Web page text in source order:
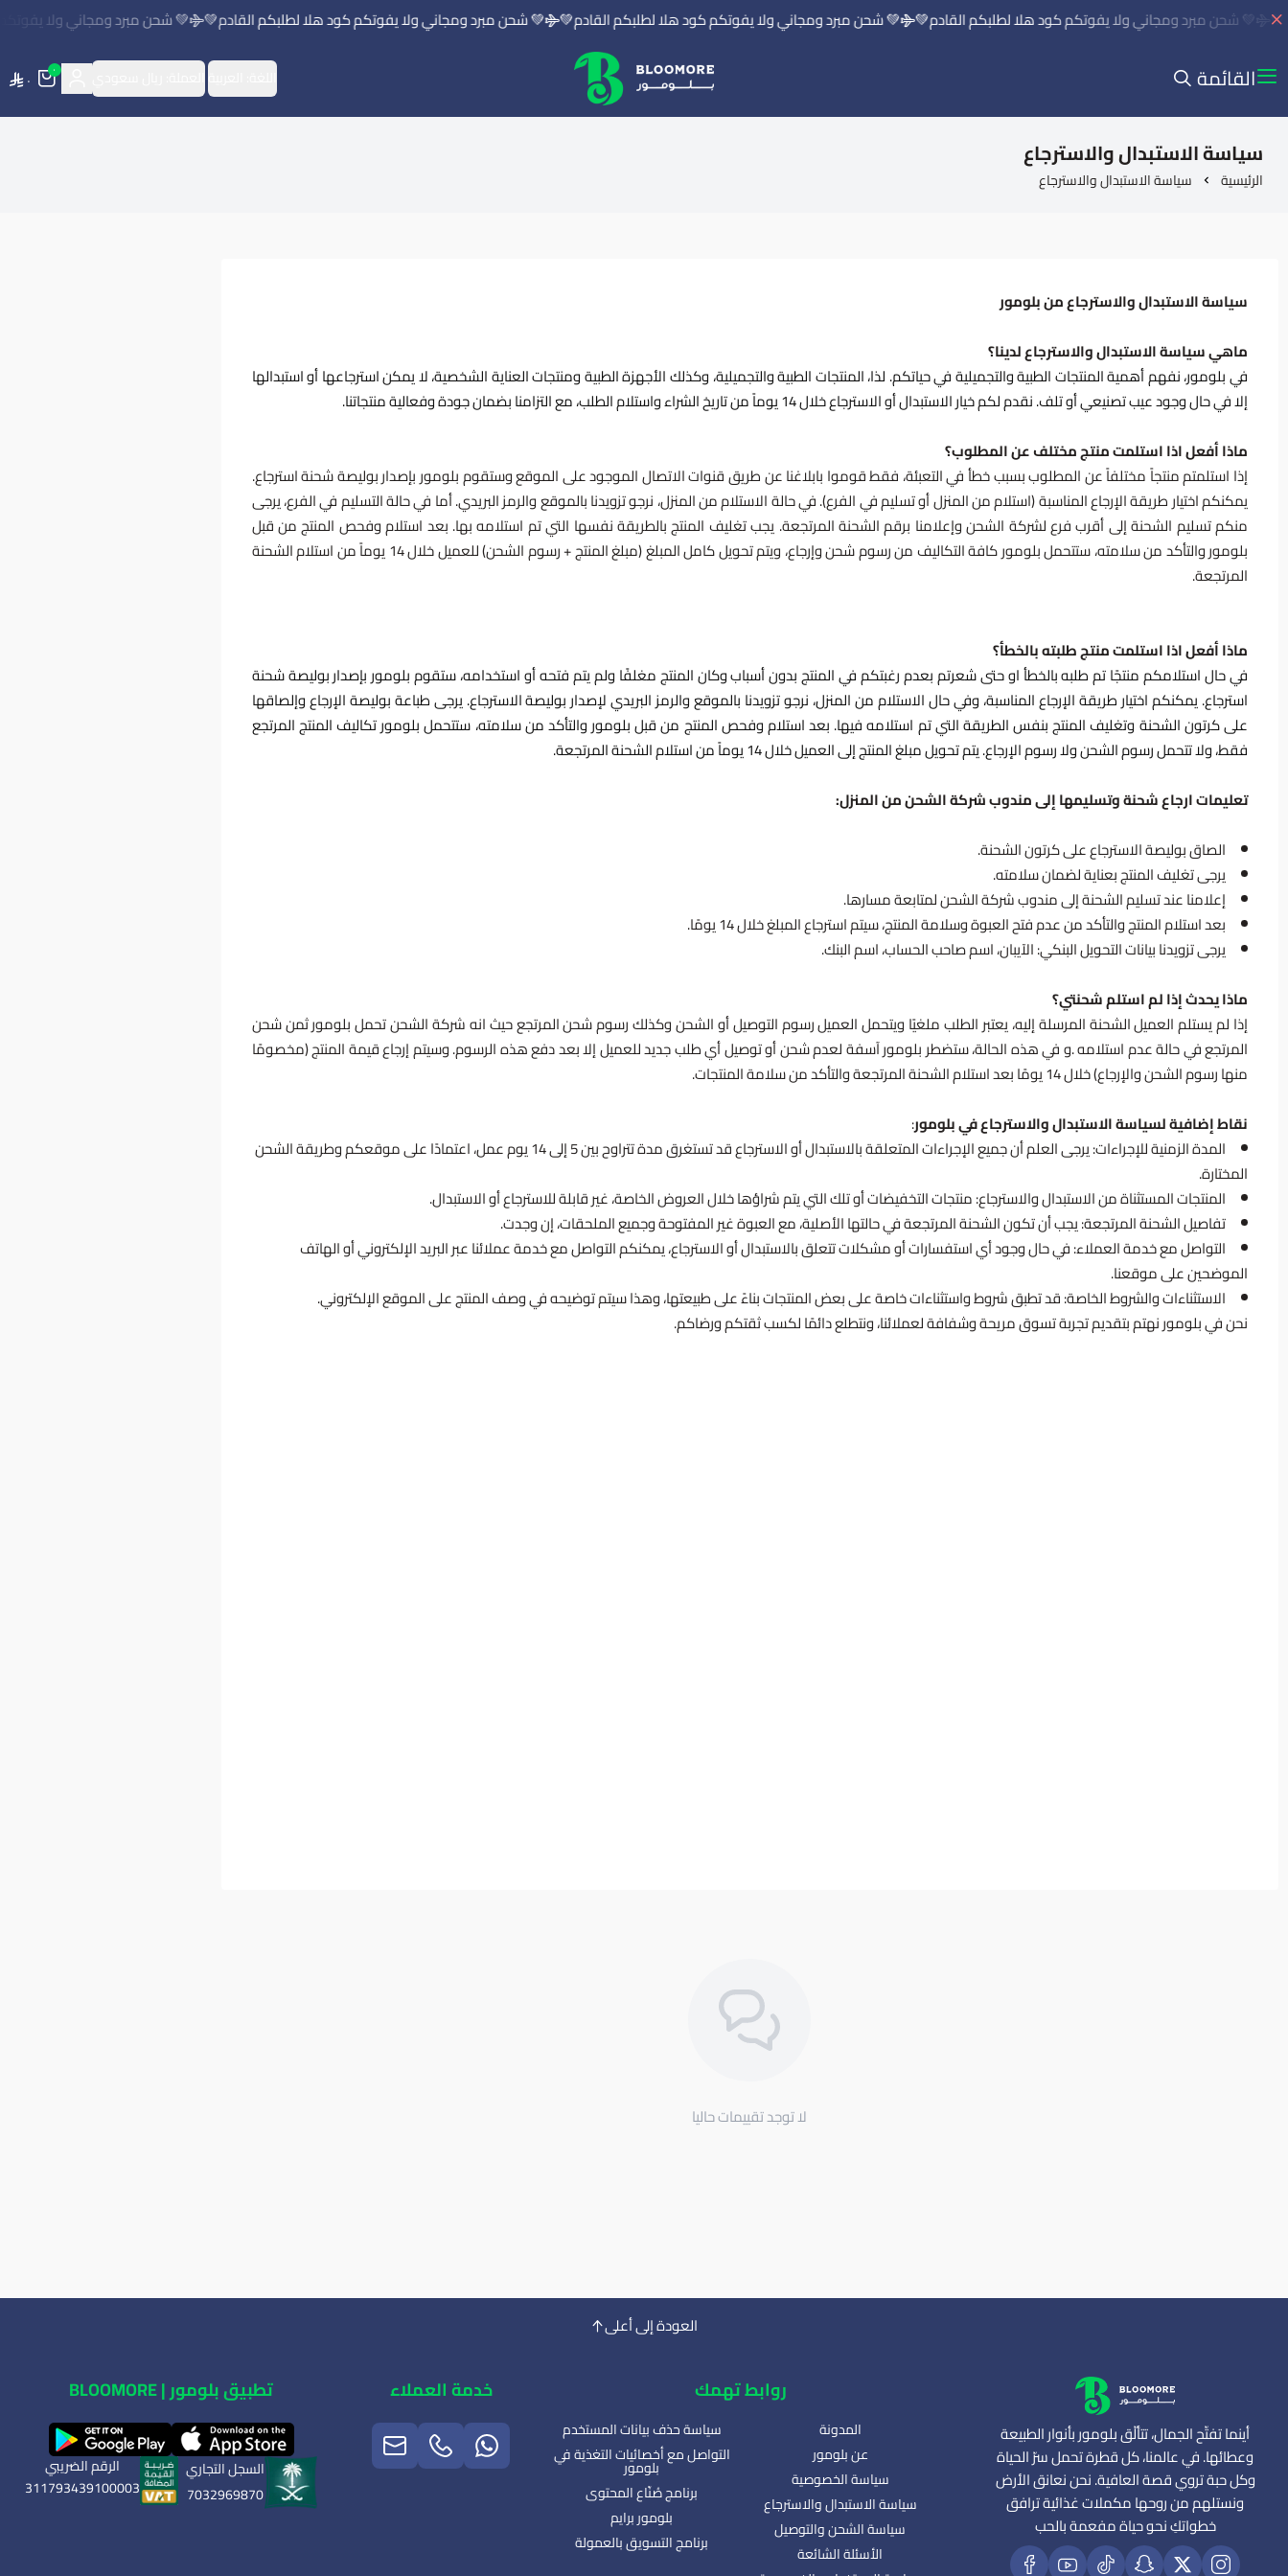
💚 شحن مبرد ومجاني ولا يفوتكم كود هلا لطلبكم القادم💚 💚 شحن مبرد ومجاني ولا يفوتكم كود هلا لطلبكم القادم💚 💚 شحن مبرد ومجاني ولا يفوتكم كود هلا لطلبكم القادم💚 💚 شحن مبرد ومجاني ولا يفوتكم
القائمة بلومور | BLOOMORE
٠ ٠
سياسة الاستبدال والاسترجاع
الرئيسية سياسة الاستبدال والاسترجاع
سياسة الاستبدال والاسترجاع من بلومور
ماهي سياسة الاستبدال والاسترجاع لدينا؟
في بلومور، نفهم أهمية المنتجات الطبية والتجميلية في حياتكم. لذا، المنتجات الطبية والتجميلية، وكذلك الأجهزة الطبية ومنتجات العناية الشخصية، لا يمكن استرجاعها أو استبدالها
إلا في حال وجود عيب تصنيعي أو تلف. نقدم لكم خيار الاستبدال أو الاسترجاع خلال 14 يوماً من تاريخ الشراء واستلام الطلب، مع التزامنا بضمان جودة وفعالية منتجاتنا.
ماذا أفعل اذا استلمت منتج مختلف عن المطلوب؟
إذا استلمتم منتجاً مختلفاً عن المطلوب بسبب خطأ في التعبئة، فقط قوموا بابلاغنا عن طريق قنوات الاتصال الموجود على الموقع وستقوم بلومور بإصدار بوليصة شحنة استرجاع.
يمكنكم اختيار طريقة الإرجاع المناسبة (استلام من المنزل أو تسليم في الفرع). في حالة الاستلام من المنزل، نرجو تزويدنا بالموقع والرمز البريدي. أما في حالة التسليم في الفرع، يرجى
منكم تسليم الشحنة إلى أقرب فرع لشركة الشحن وإعلامنا برقم الشحنة المرتجعة. يجب تغليف المنتج بالطريقة نفسها التي تم استلامه بها. بعد استلام وفحص المنتج من قبل
بلومور والتأكد من سلامته، ستتحمل بلومور كافة التكاليف من رسوم شحن وإرجاع، ويتم تحويل كامل المبلغ (مبلغ المنتج + رسوم الشحن) للعميل خلال 14 يوماً من استلام الشحنة
المرتجعة.
ماذا أفعل اذا استلمت منتج طلبته بالخطأ؟
في حال استلامكم منتجًا تم طلبه بالخطأ او حتى شعرتم بعدم رغبتكم في المنتج بدون أسباب وكان المنتج مغلفًا ولم يتم فتحه أو استخدامه، ستقوم بلومور بإصدار بوليصة شحنة
استرجاع. يمكنكم اختيار طريقة الإرجاع المناسبة، وفي حال الاستلام من المنزل، نرجو تزويدنا بالموقع والرمز البريدي لإصدار بوليصة الاسترجاع. يرجى طباعة بوليصة الإرجاع وإلصاقها
على كرتون الشحنة وتغليف المنتج بنفس الطريقة التي تم استلامه فيها. بعد استلام وفحص المنتج من قبل بلومور والتأكد من سلامته، ستتحمل بلومور تكاليف المنتج المرتجع
فقط، ولا تتحمل رسوم الشحن ولا رسوم الإرجاع. يتم تحويل مبلغ المنتج إلى العميل خلال 14 يوماً من استلام الشحنة المرتجعة.
تعليمات ارجاع شحنة وتسليمها إلى مندوب شركة الشحن من المنزل:
الصاق بوليصة الاسترجاع على كرتون الشحنة.
يرجى تغليف المنتج بعناية لضمان سلامته.
إعلامنا عند تسليم الشحنة إلى مندوب شركة الشحن لمتابعة مسارها.
بعد استلام المنتج والتأكد من عدم فتح العبوة وسلامة المنتج، سيتم استرجاع المبلغ خلال 14 يومًا.
يرجى تزويدنا بيانات التحويل البنكي: الآيبان، اسم صاحب الحساب، اسم البنك.
ماذا يحدث إذا لم استلم شحنتي؟
إذا لم يستلم العميل الشحنة المرسلة إليه، يعتبر الطلب ملغيًا ويتحمل العميل رسوم التوصيل أو الشحن وكذلك رسوم شحن المرتجع حيث انه شركة الشحن تحمل بلومور ثمن شحن
المرتجع في حالة عدم استلامه .و في هذه الحالة، ستضطر بلومور آسفة لعدم شحن أو توصيل أي طلب جديد للعميل إلا بعد دفع هذه الرسوم. وسيتم إرجاع قيمة المنتج (مخصومًا
منها رسوم الشحن والإرجاع) خلال 14 يومًا بعد استلام الشحنة المرتجعة والتأكد من سلامة المنتجات.
نقاط إضافية لسياسة الاستبدال والاسترجاع في بلومور:
المدة الزمنية للإجراءات
: يرجى العلم أن جميع الإجراءات المتعلقة بالاستبدال أو الاسترجاع قد تستغرق مدة تتراوح بين 5 إلى 14 يوم عمل، اعتمادًا على موقعكم وطريقة الشحن
المختارة.
المنتجات المستثناة من الاستبدال والاسترجاع: منتجات التخفيضات أو تلك التي يتم شراؤها خلال العروض الخاصة، غير قابلة للاسترجاع أو الاستبدال.
تفاصيل الشحنة المرتجعة: يجب أن تكون الشحنة المرتجعة في حالتها الأصلية، مع العبوة غير المفتوحة وجميع الملحقات، إن وجدت.
التواصل مع خدمة العملاء: في حال وجود أي استفسارات أو مشكلات تتعلق بالاستبدال أو الاسترجاع، يمكنكم التواصل مع خدمة عملائنا عبر البريد الإلكتروني أو الهاتف
الموضحين على موقعنا.
الاستثناءات والشروط الخاصة: قد تطبق شروط واستثناءات خاصة على بعض المنتجات بناءً على طبيعتها، وهذا سيتم توضيحه في وصف المنتج على الموقع الإلكتروني.
نحن في بلومور نهتم بتقديم تجربة تسوق مريحة وشفافة لعملائنا، ونتطلع دائمًا لكسب ثقتكم ورضاكم.
لا توجد تقييمات حاليا
العودة إلى أعلى
أينما تفتّح الجمال، تتألّق بلومور بأنوار الطبيعة
وعطائها. في عالمنا، كل قطرة تحمل سرّ الحياة
وكل حبة تروي قصة العافية. نحن نعانق الأرض
ونستلهم من روحها مكملات غذائية ترافق
خطواتكِ نحو حياة مفعمة بالحب
روابط تهمك
المدونة
عن بلومور
سياسة الخصوصية
سياسة الاستبدال والاسترجاع
سياسة الشحن والتوصيل
الأسئلة الشائعة
سياسة حذف بيانات المستخدم
التواصل مع أخصائيات التغذية في
بلومور
برنامج صُنّاع المحتوى
بلومور برايم
برنامج التسويق بالعمولة
خدمة العملاء تطبيق بلومور | BLOOMORE
السجل التجاري
7032969870
الرقم الضريبي
311793439100003